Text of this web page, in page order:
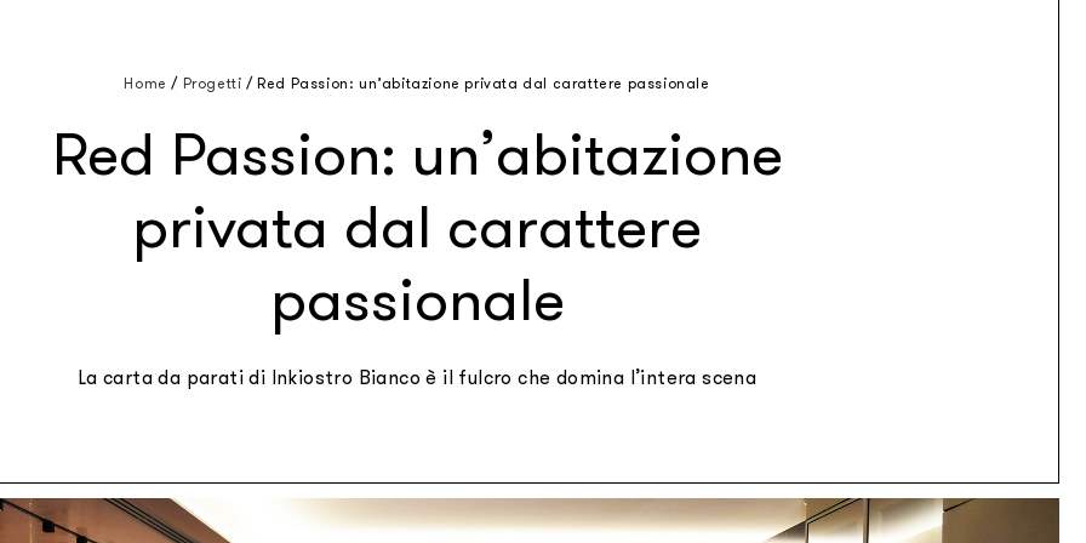
Home / Progetti /Red Passion: un’abitazione privata dal carattere passionale
Red Passion: un’abitazione
privata dal carattere
passionale
La carta da parati di Inkiostro Bianco è il fulcro che domina l’intera scena